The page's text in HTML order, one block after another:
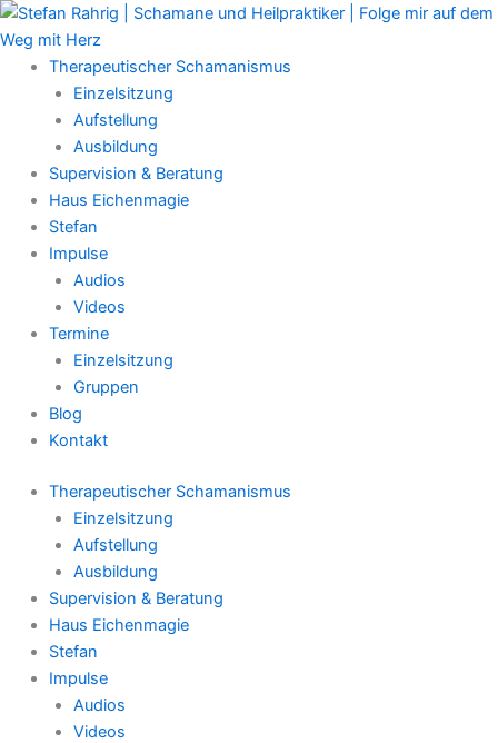
Zum
Inhalt
springenTherapeutischer Schamanismus
Einzelsitzung
Aufstellung
Ausbildung
Supervision & Beratung
Haus Eichenmagie
Stefan
Impulse
Audios
Videos
Termine
Einzelsitzung
Gruppen
Blog
Kontakt
Therapeutischer Schamanismus
Einzelsitzung
Aufstellung
Ausbildung
Supervision & Beratung
Haus Eichenmagie
Stefan
Impulse
Audios
Videos
Main
Menu